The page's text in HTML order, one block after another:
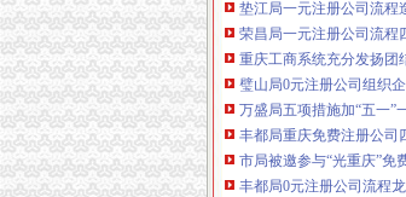
荣昌局一元注册公司流程
重庆工商系统充分发扬团
璧山局0元注册公司组织
万盛局五项措施加“五一”
丰都局重庆免费注册公司
市局被邀参与“光重庆”免
丰都局0元注册公司流程
沙坪坝局“五字”一元注册